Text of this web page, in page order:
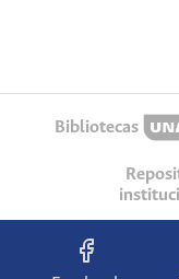
Bibliotecas